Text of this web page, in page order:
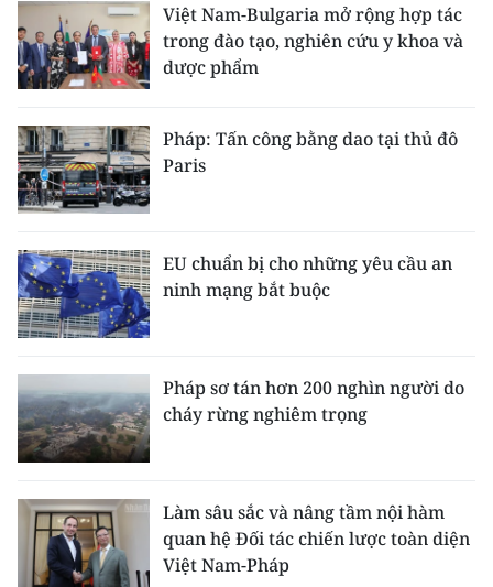
Việt Nam-Bulgaria mở rộng hợp tác
trong đào tạo, nghiên cứu y khoa và
dược phẩm
Pháp: Tấn công bằng dao tại thủ đô
Paris
EU chuẩn bị cho những yêu cầu an
ninh mạng bắt buộc
Pháp sơ tán hơn 200 nghìn người do
cháy rừng nghiêm trọng
Làm sâu sắc và nâng tầm nội hàm
quan hệ Đối tác chiến lược toàn diện
Việt Nam-Pháp